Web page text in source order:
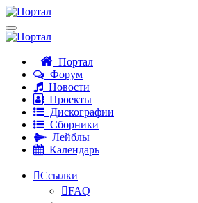
Портал
Форум
Новости
Проекты
Дискографии
Сборники
Лейблы
Календарь
Ссылки
FAQ